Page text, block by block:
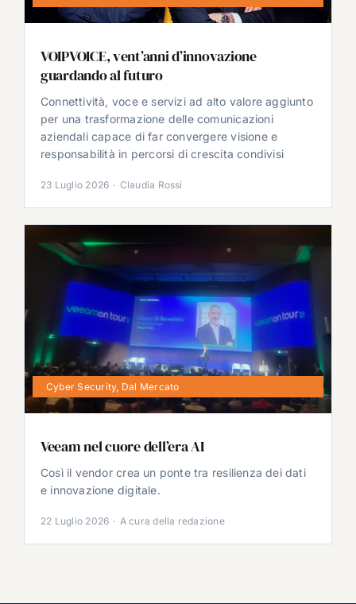
VOIPVOICE, vent’anni d’innovazione
guardando al futuro
Connettività, voce e servizi ad alto valore aggiunto
per una trasformazione delle comunicazioni
aziendali capace di far convergere visione e
responsabilità in percorsi di crescita condivisi
23 Luglio 2026 · Claudia Rossi
Cyber Security, Dal Mercato
Veeam nel cuore dell’era AI
Così il vendor crea un ponte tra resilienza dei dati
e innovazione digitale.
22 Luglio 2026 · A cura della redazione